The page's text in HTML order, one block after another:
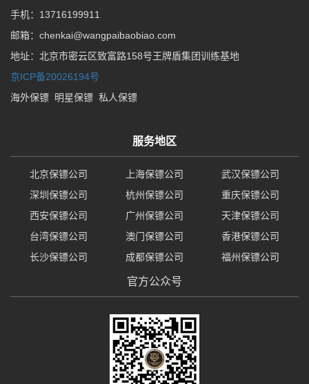
手机：13716199911
邮箱：chenkai@wangpaibaobiao.com
地址：北京市密云区致富路158号王牌盾集团训练基地
京ICP备20026194号
海外保镖
明星保镖 私人保镖
服务地区
北京保镖公司 上海保镖公司
武汉保镖公司
深圳保镖公司
杭州保镖公司
重庆保镖公司
西安保镖公司
广州保镖公司
天津保镖公司
台湾保镖公司
澳门保镖公司
香港保镖公司
长沙保镖公司
成都保镖公司 福州保镖公司
官方公众号